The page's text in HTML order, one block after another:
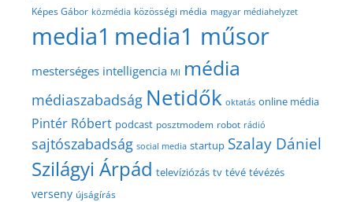
Képes Gábor közmédia közösségi média magyar médiahelyzet
media1 media1 műsor
mesterséges intelligencia MI média
médiaszabadság Netidők oktatás online média
Pintér Róbert podcast posztmodem robot rádió
sajtószabadság social media startup Szalay Dániel
Szilágyi Árpád televíziózás tv tévé tévézés
verseny újságírás